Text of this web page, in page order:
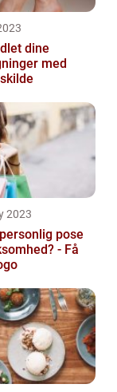
dine
med
2023
pose
- Få